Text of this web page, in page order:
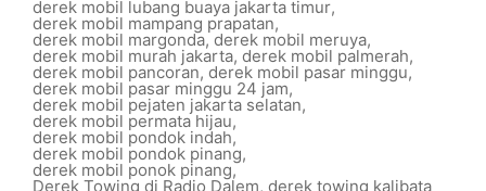
derek mobil lubang buaya jakarta timur,
derek mobil mampang prapatan,
derek mobil margonda,derek mobil meruya,
derek mobil murah jakarta, derek mobil palmerah,
derek mobil pancoran, derek mobil pasar minggu,
derek mobil pasar minggu 24 jam,
derek mobil pejaten jakarta selatan,
derek mobil permata hijau,
derek mobil pondok indah,
derek mobil pondok pinang,
derek mobil ponok pinang,
Derek Towing di Radio Dalem, derek towing kalibata